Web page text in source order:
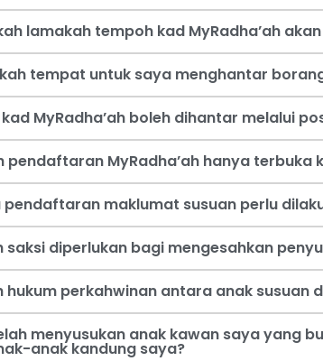
lamakah tempoh kad MyRadha’ah
tempat untuk saya menghantar
MyRadha’ah boleh dihantar melalui
pendaftaran MyRadha’ah hanya
pendaftaran maklumat susuan perlu
saksi diperlukan bagi mengesahkan
hukum perkahwinan antara anak susuan
menyusukan anak kawan saya yang
anak kandung saya?